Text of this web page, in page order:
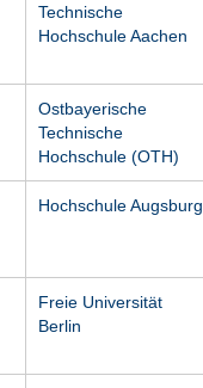
Technische
Hochschule Aachen
Ostbayerische
Technische
Hochschule (OTH)
Hochschule Augsburg
Freie Universität
Berlin